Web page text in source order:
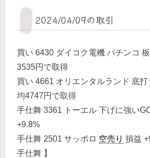
2024/04/09の取引
買い 6430 ダイコク電機 パチンコ
3535円で取得
買い 4661 オリエンタルランド 底
均4747円で取得
手仕舞 3361 トーエル 下げに強い
+9.8%
手仕舞 2501 サッポロ 空売り 損益
手仕舞 】